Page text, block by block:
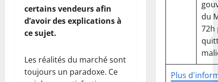
certains vendeurs afin
d’avoir des explications à
ce sujet.
Les réalités du marché sont
toujours un paradoxe. Ce
Plus
du
72h